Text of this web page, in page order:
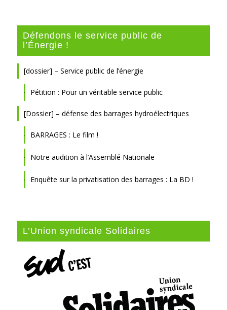
Défendons le service public de
l’Énergie !
[dossier] – Service public de l’énergie
Pétition : Pour un véritable service public
[Dossier] – défense des barrages hydroélectriques
BARRAGES : Le film !
Notre audition à l’Assemblé Nationale
Enquête sur la privatisation des barrages : La BD !
L’Union syndicale Solidaires